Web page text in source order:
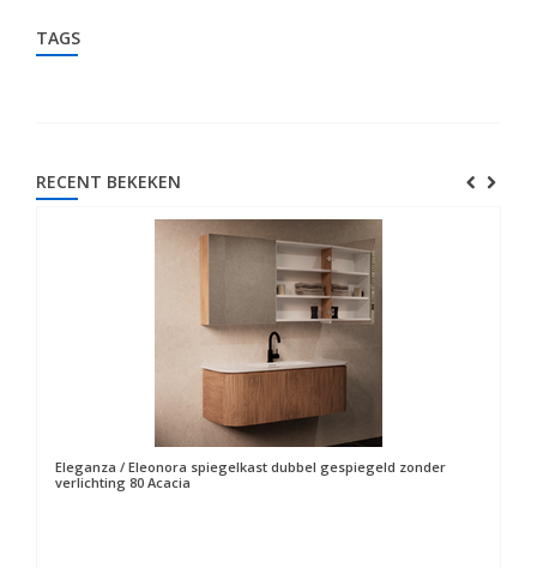
TAGS
RECENT BEKEKEN
Eleganza / Eleonora spiegelkast dubbel gespiegeld zonder
verlichting 80 Acacia